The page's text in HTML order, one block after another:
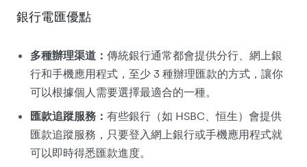
銀行電匯優點
多種辦理渠道： 傳統銀行通常都會提供分行、網上銀
行和手機應用程式，至少 3 種辦理匯款的方式，讓你
可以根據個人需要選擇最適合的一種。
匯款追蹤服務： 有些銀行（如 HSBC、恒生）會提供
匯款追蹤服務，只要登入網上銀行或手機應用程式就
可以即時得悉匯款進度。